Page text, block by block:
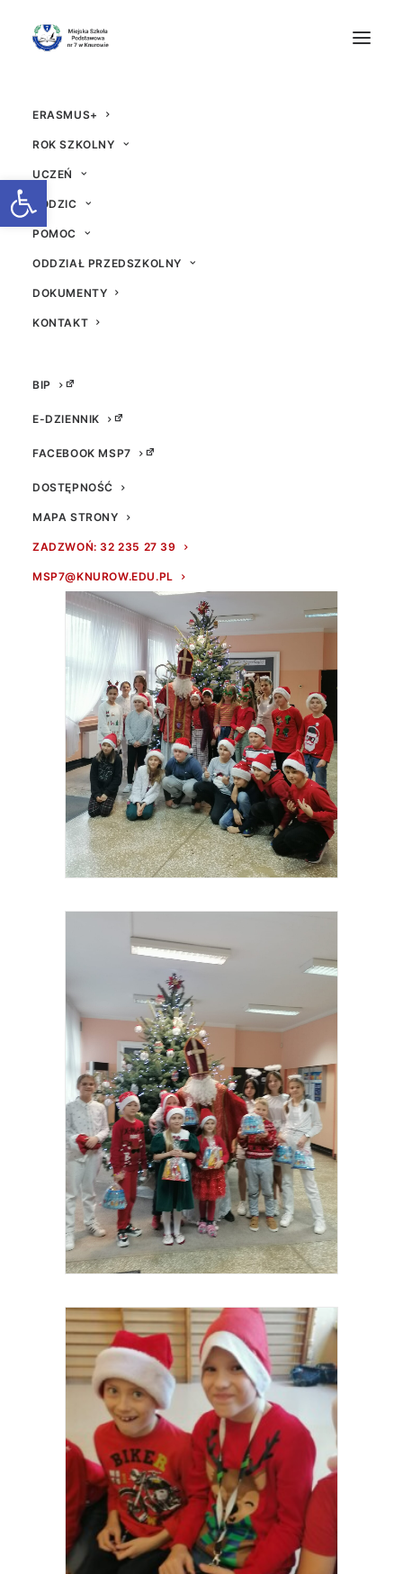
Otwórz pasek narzędzi
ERASMUS+
ROK SZKOLNY
UCZEŃ
RODZIC
POMOC
ODDZIAŁ PRZEDSZKOLNY
DOKUMENTY
KONTAKT
BIP
E-DZIENNIK
FACEBOOK MSP7
DOSTĘPNOŚĆ
MAPA STRONY
ZADZWOŃ: 32 235 27 39
MSP7@KNUROW.EDU.PL
U nas też był...